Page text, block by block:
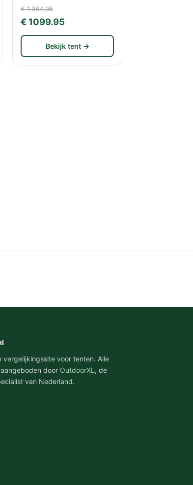
€ 1.964,95
€ 1099.95
Bekijk tent →
vergelijkingssite voor tenten. Alle
door OutdoorXL , de
van Nederland.